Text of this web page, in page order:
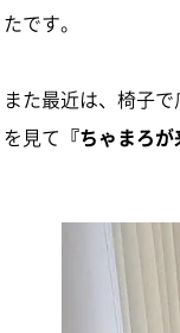
たです。
また最近は、椅子
を見て 『ちゃまろ